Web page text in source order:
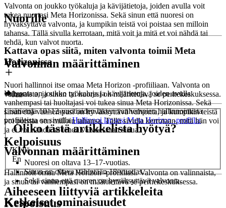
Valvonta on joukko työkaluja ja kävijätietoja, joiden avulla voit
tukea nuortasi Meta Horizonissa. Sekä sinun että nuoresi on
hyväksyttävä valvonta, ja kumpikin teistä voi poistaa sen milloin
tahansa. Tällä sivulla kerrotaan, mitä voit ja mitä et voi nähdä tai
tehdä, kun valvot nuorta.
Valvonnan määrittäminen
Nuori hallinnoi itse omaa Meta Horizon -profiiliaan. Valvonta on
valinnaista, ja sinun tai nuoresi on määritettävä se perhekeskuksessa.
Lisätietoja 10–12-vuotiaiden lasten vanhempien hallinnoimista
profiileista on sivullaHallinnoi lapsesi Meta Horizon -profiilia.
Kelpoisuus
Nuoresi on oltava 13–17-vuotias.
Sinun on oltava vähintään 18-vuotias.
Sekä sinun että nuoren on hyväksyttävä valvonta.
Keskeiset ominaisuudet
Nuorille
Kattava opas siitä, miten valvonta toimii Meta
Horizonissa
Valvonta on joukko työkaluja ja kävijätietoja, joiden avulla
vanhempasi tai huoltajasi voi tukea sinua Meta Horizonissa. Sekä
sinun että vanhempasi on hyväksyttävä valvonta, ja kumpikin teistä
voi poistaa sen milloin tahansa. Tällä sivulla kerrotaan, mitä hän voi
ja ei voi nähdä tai tehdä valvoessaan sinua.
Valvonnan määrittäminen
Hallinnoit omaa Meta Horizon -profiiliasi. Valvonta on valinnaista,
ja sinun tai vanhempasi on määritettävä se perhekeskuksessa.
Kelpoisuus
Jaa
Oliko tästä artikkelista hyötyä?
Kyllä
En
Aiheeseen liittyviä artikkeleita